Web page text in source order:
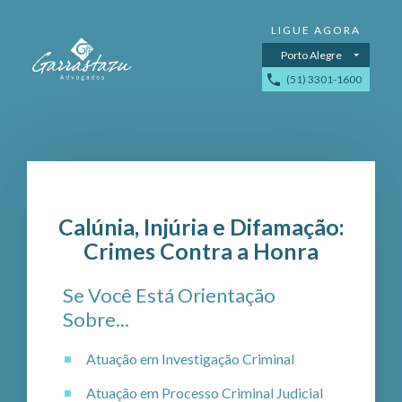
Porto Alegre
(51) 3301-1600
Calúnia, Injúria e Difamação:
Crimes Contra a Honra
Se Você Está Orientação
Sobre...
Atuação em Investigação Criminal
Atuação em Processo Criminal Judicial